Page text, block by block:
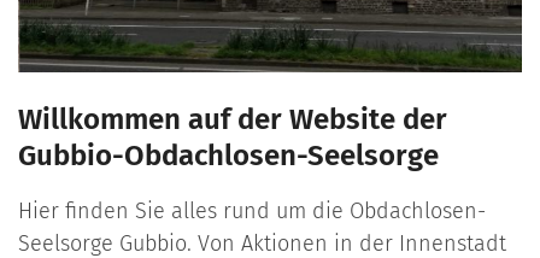
Willkommen auf der Website der
Gubbio-Obdachlosen-Seelsorge
Hier finden Sie alles rund um die Obdachlosen-
Seelsorge Gubbio. Von Aktionen in der Innenstadt